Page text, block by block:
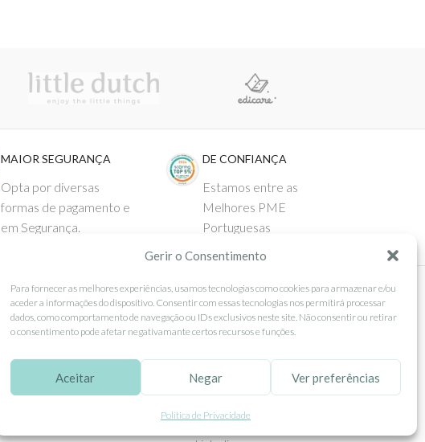
Gerir o Consentimento
Para fornecer as melhores experiências, usamos tecnologias como cookies para armazenar e/ou
aceder a informações do dispositivo. Consentir com essas tecnologias nos permitirá processar
dados, como comportamento de navegação ou IDs exclusivos neste site. Não consentir ou retirar
o consentimento pode afetar negativamante certos recursos e funções.
Aceitar Negar Ver preferências
Política de Privacidade
MAIOR SEGURANÇA
Opta por diversas
formas de pagamento e
em Segurança.
DE CONFIANÇA
Estamos entre as
Melhores PME
Portuguesas
APOIO AO CLIENTE
Como Comprar
Pagamentos
SEGUE-NOS
Facebook
Instagram
Pinterest
X